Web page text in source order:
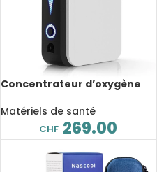
Concentrateur d’oxygène
atomisation
Matériels de santé
CHF 269.00